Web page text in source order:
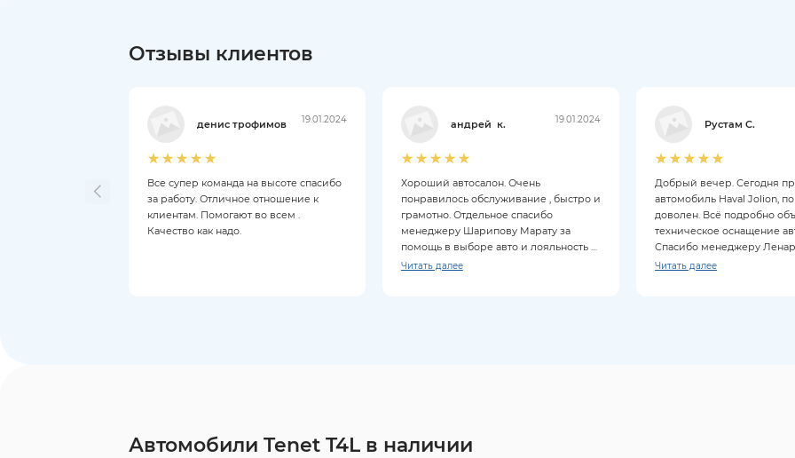
Отзывы клиентов
денис трофимов 19.01.2024
Все супер команда на высоте спасибо
за работу. Отличное отношение к
клиентам. Помогают во всем .
Качество как надо.
андрей к. 19.01.2024
Хороший автосалон. Очень
понравилось обслуживание , быстро и
грамотно. Отдельное спасибо
менеджеру Шарипову Марату за
помощь в выборе авто и лояльность к
клиентам. Покупкой довольны на все
Читать далее
Рустам С.
Добрый вечер. Сегодня
автомобиль Haval Jolion,
доволен. Всё подробно
техническое оснащение
Спасибо менеджеру
Читать далее
Автомобили Tenet T4L в наличии